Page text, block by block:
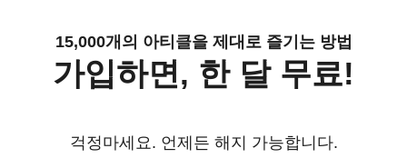
15,000개의 아티클을 제대로 즐기는 방법
가입하면, 한 달 무료!
걱정마세요. 언제든 해지 가능합니다.